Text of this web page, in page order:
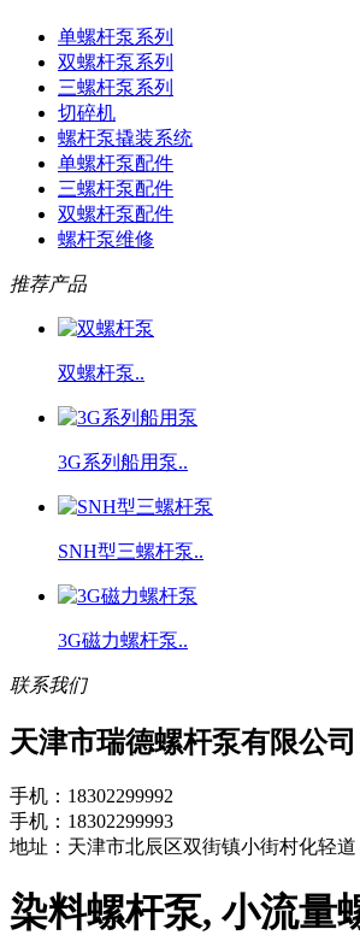
单螺杆泵系列
双螺杆泵系列
三螺杆泵系列
切碎机
螺杆泵撬装系统
单螺杆泵配件
三螺杆泵配件
双螺杆泵配件
螺杆泵维修
推荐产品
双螺杆泵..
3G系列船用泵..
SNH型三螺杆泵..
3G磁力螺杆泵..
联系我们
天津市瑞德螺杆泵有限公司
手机：18302299992
手机：18302299993
地址：天津市北辰区双街镇小街村化轻道
染料螺杆泵, 小流量